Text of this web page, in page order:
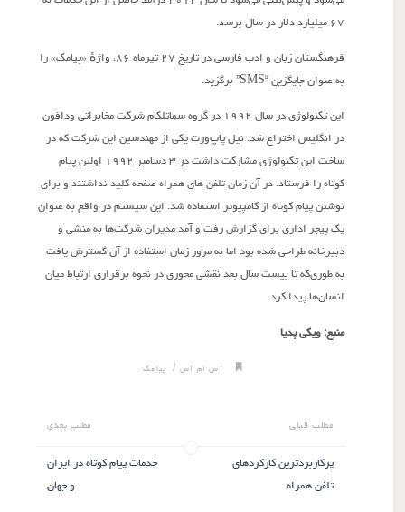
۶۷ میلیارد دلار در سال برسد.
فرهنگستان زبان و ادب فارسی در تاریخ ۲۷ تیرماه ۸۶، واژهٔ «پیامک» را
به‌ عنوان جایگزین “SMS” برگزید.
این تکنولوژی در سال ۱۹۹۲ در گروه سماتلکام شرکت مخابراتی ودافون
در انگلیس اختراع شد. نیل پاپ‌ورت یکی از مهندسین این شرکت که در
ساخت این تکنولوژی مشارکت داشت در ۳ دسامبر ۱۹۹۲ اولین پیام
کوتاه را فرستاد. در آن زمان تلفن های همراه صفحه کلید نداشتند و برای
نوشتن پیام کوتاه از کامپیوتر استفاده شد. این سیستم در واقع به عنوان
یک پیجر اداری برای گزارش رفت و آمد مدیران شرکت‌ها به منشی و
دبیرخانه طراحی شده بود اما به مرور زمان استفاده از آن گسترش یافت
به طوری‌که تا بیست سال بعد نقشی محوری در نحوه برقراری ارتباط میان
انسان‌ها پیدا کرد.
منبع: ویکی پدیا
اس ام اس / پیامک
مطلب قبلی
پرکاربردترین کارکردهای
تلفن همراه
مطلب بعدی
خدمات پیام کوتاه در ایران
و جهان